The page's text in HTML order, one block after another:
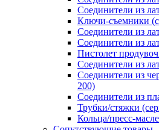
Соединители из
Ключи-съемники
Соединители из
Соединители из
Пистолет
Соединители из
Соединители из
200)
Соединители из
Трубки/стяжки
Кольца/пресс-